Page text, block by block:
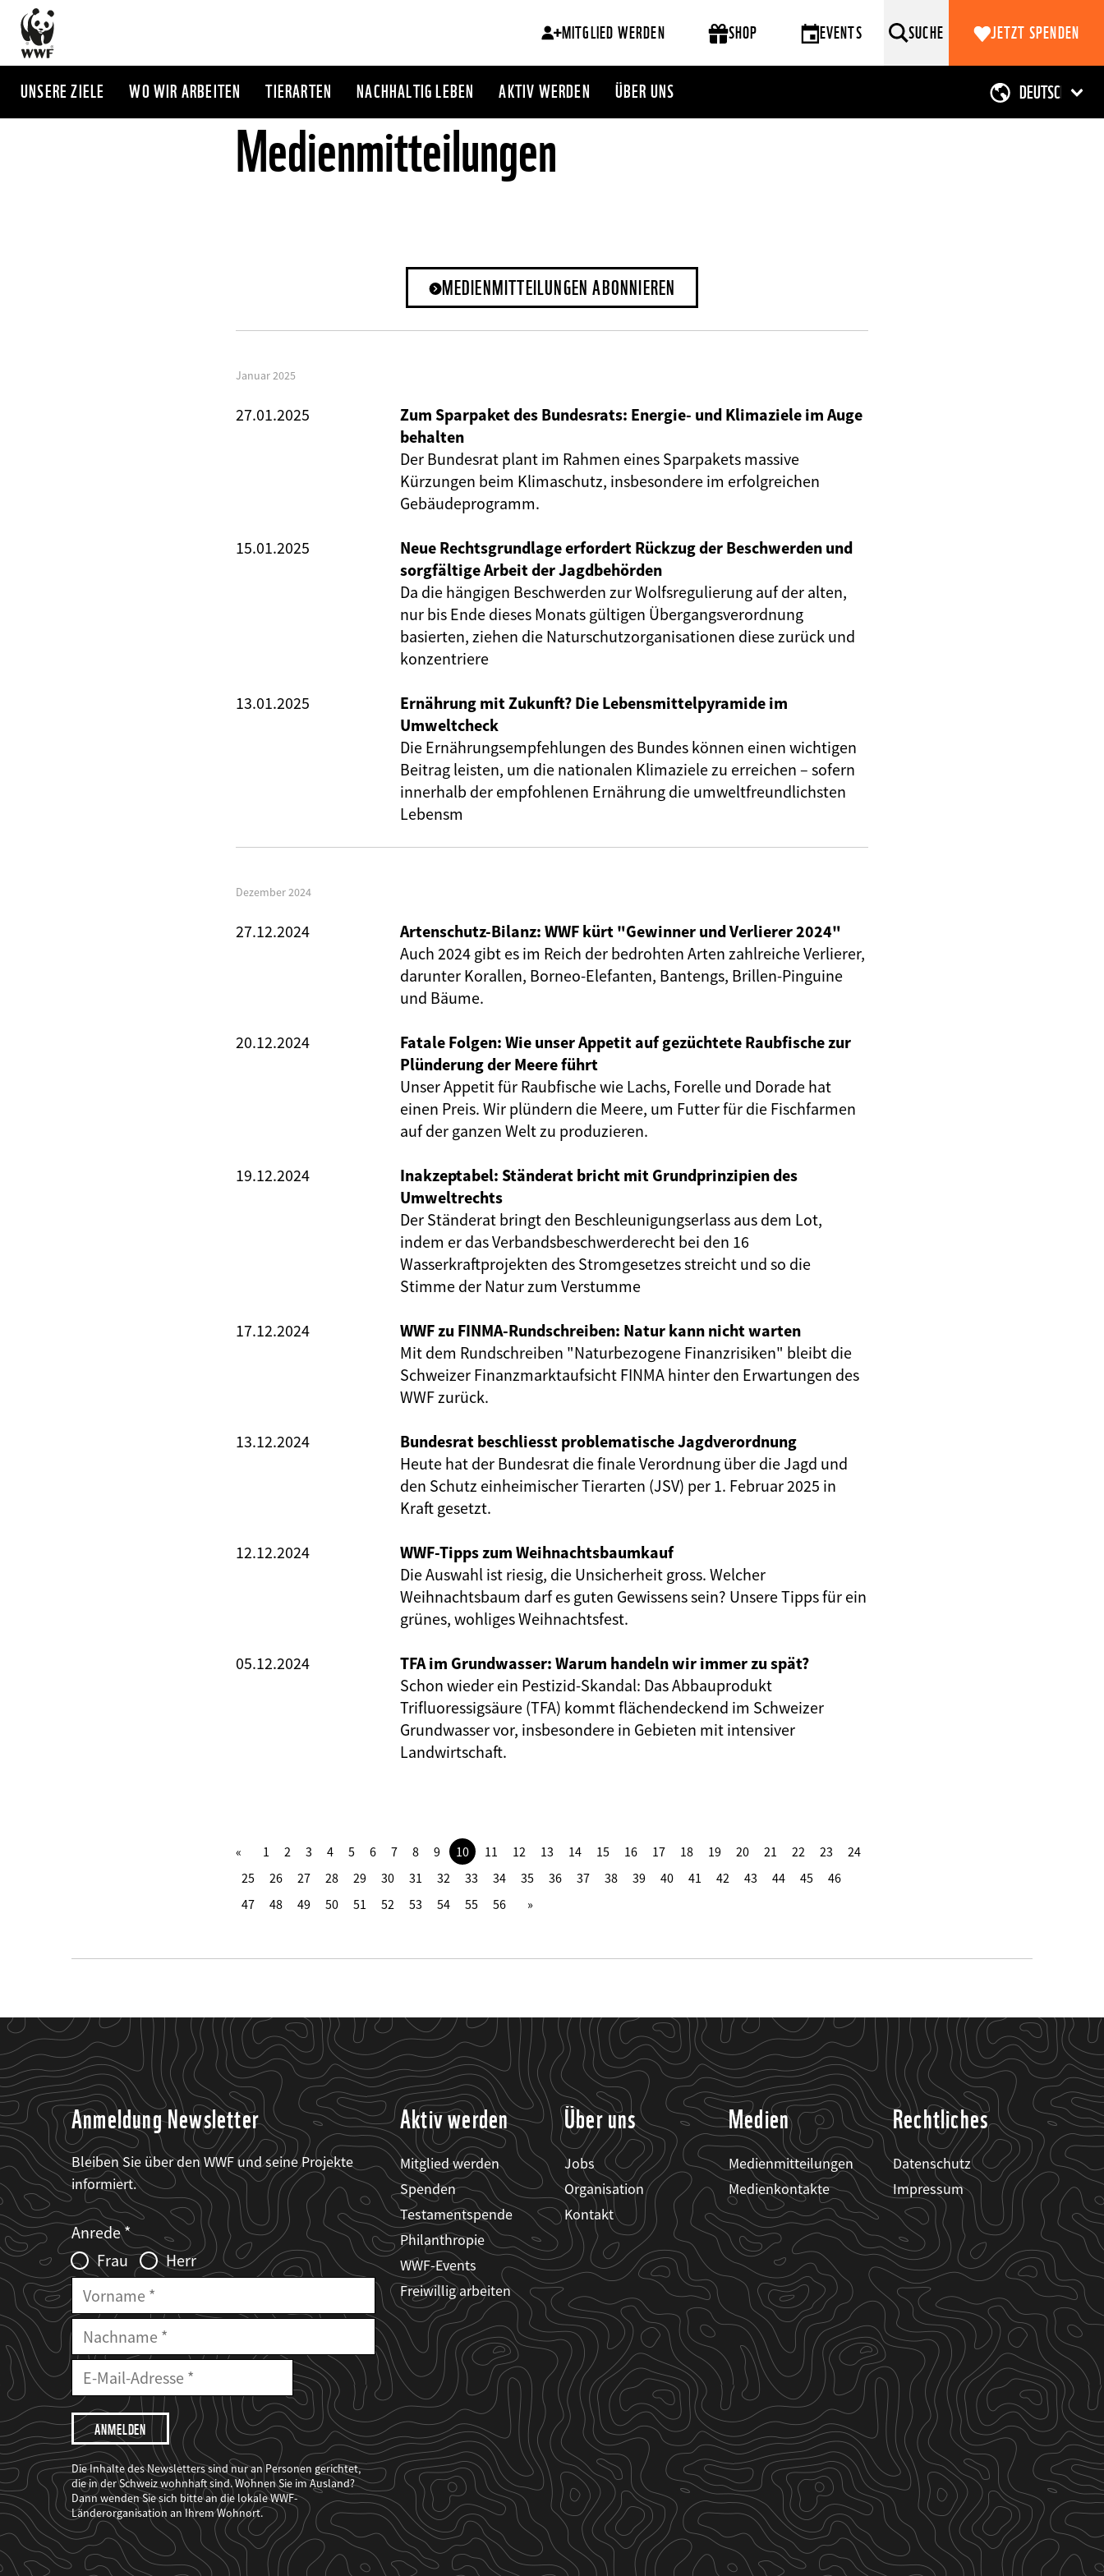
Direkt
zum
Inhalt
MITGLIED WERDEN SHOP EVENTS SUCHE JETZT SPENDEN
UNSERE ZIELE WO WIR ARBEITEN TIERARTEN NACHHALTIG LEBEN AKTIV WERDEN ÜBER UNS
Medienmitteilungen
MEDIENMITTEILUNGEN ABONNIEREN
Januar 2025
27.01.2025
Zum Sparpaket des Bundesrats: Energie- und Klimaziele im Auge
behalten
Der Bundesrat plant im Rahmen eines Sparpakets massive
Kürzungen beim Klimaschutz, insbesondere im erfolgreichen
Gebäudeprogramm.
15.01.2025
Neue Rechtsgrundlage erfordert Rückzug der Beschwerden und
sorgfältige Arbeit der Jagdbehörden
Da die hängigen Beschwerden zur Wolfsregulierung auf der alten,
nur bis Ende dieses Monats gültigen Übergangsverordnung
basierten, ziehen die Naturschutzorganisationen diese zurück und
konzentriere
13.01.2025
Ernährung mit Zukunft? Die Lebensmittelpyramide im
Umweltcheck
Die Ernährungsempfehlungen des Bundes können einen wichtigen
Beitrag leisten, um die nationalen Klimaziele zu erreichen – sofern
innerhalb der empfohlenen Ernährung die umweltfreundlichsten
Lebensm
Dezember 2024
27.12.2024
Artenschutz-Bilanz: WWF kürt "Gewinner und Verlierer 2024"
Auch 2024 gibt es im Reich der bedrohten Arten zahlreiche Verlierer,
darunter Korallen, Borneo-Elefanten, Bantengs, Brillen-Pinguine
und Bäume.
20.12.2024
Fatale Folgen: Wie unser Appetit auf gezüchtete Raubfische zur
Plünderung der Meere führt
Unser Appetit für Raubfische wie Lachs, Forelle und Dorade hat
einen Preis. Wir plündern die Meere, um Futter für die Fischfarmen
auf der ganzen Welt zu produzieren.
19.12.2024
Inakzeptabel: Ständerat bricht mit Grundprinzipien des
Umweltrechts
Der Ständerat bringt den Beschleunigungserlass aus dem Lot,
indem er das Verbandsbeschwerderecht bei den 16
Wasserkraftprojekten des Stromgesetzes streicht und so die
Stimme der Natur zum Verstumme
17.12.2024
WWF zu FINMA-Rundschreiben: Natur kann nicht warten
Mit dem Rundschreiben "Naturbezogene Finanzrisiken" bleibt die
Schweizer Finanzmarktaufsicht FINMA hinter den Erwartungen des
WWF zurück.
13.12.2024
Bundesrat beschliesst problematische Jagdverordnung
Heute hat der Bundesrat die finale Verordnung über die Jagd und
den Schutz einheimischer Tierarten (JSV) per 1. Februar 2025 in
Kraft gesetzt.
12.12.2024
WWF-Tipps zum Weihnachtsbaumkauf
Die Auswahl ist riesig, die Unsicherheit gross. Welcher
Weihnachtsbaum darf es guten Gewissens sein? Unsere Tipps für ein
grünes, wohliges Weihnachtsfest.
05.12.2024
TFA im Grundwasser: Warum handeln wir immer zu spät?
Schon wieder ein Pestizid-Skandal: Das Abbauprodukt
Trifluoressigsäure (TFA) kommt flächendeckend im Schweizer
Grundwasser vor, insbesondere in Gebieten mit intensiver
Landwirtschaft.
1 2 3 4 5 6 7 8 9 10 11 12 13 14 15 16 17 18 19 20 21 22 23
24
25
26 27 28 29 30 31 32 33 34 35 36 37 38 39 40 41 42 43 44 45
46
47
48 49 50 51 52 53 54 55 56
Anmeldung Newsletter
Bleiben Sie über den WWF und seine Projekte
informiert.
Web2Case
Infofelder
Fieldset
anrede_name
Anrede
Frau
Herr
Vorname
Nachname
E-
Mailadresse
Mail
Adresse
Ich
möchte,
dass
der
WWF
mich
über
seine
Projekte
informiert.
Die Inhalte des Newsletters sind nur an Personen gerichtet,
die in der Schweiz wohnhaft sind. Wohnen Sie im Ausland?
Dann wenden Sie sich bitte an die lokale WWF-
Länderorganisation an Ihrem Wohnort.
Aktiv werden
Mitglied werden
Spenden
Testamentspende
Philanthropie
WWF-Events
Freiwillig arbeiten
Über uns
Jobs
Organisation
Kontakt
Medien
Medienmitteilungen
Medienkontakte
Rechtliches
Datenschutz
Impressum